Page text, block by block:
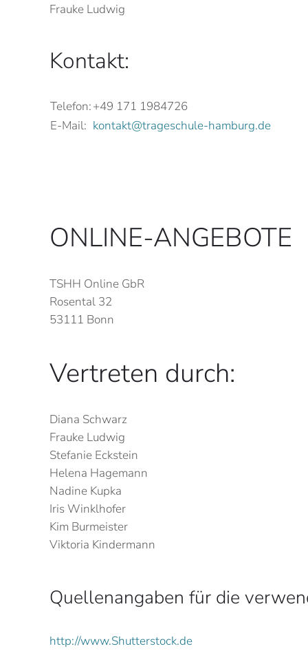
Frauke Ludwig
Kontakt:
Telefon:+49 171 1984726
E-Mail: kontakt@trageschule-hamburg.de
ONLINE-ANGEBOTE
TSHH Online GbR
Rosental 32
53111 Bonn
Vertreten durch:
Diana Schwarz
Frauke Ludwig
Stefanie Eckstein
Helena Hagemann
Nadine Kupka
Iris Winklhofer
Kim Burmeister
Viktoria Kindermann
Quellenangaben für die
http://www.Shutterstock.de